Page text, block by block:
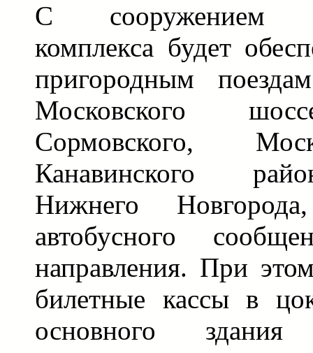
С сооружением
комплекса будет
пригородным
Московского
Сормовского,
Канавинского
Нижнего
автобусного
направления. При
билетные кассы в
основного здания